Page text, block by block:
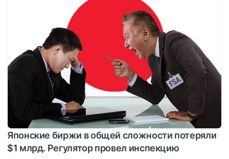
Японские биржи в общей сложности потеряли
$1 млрд. Регулятор провел инспекцию